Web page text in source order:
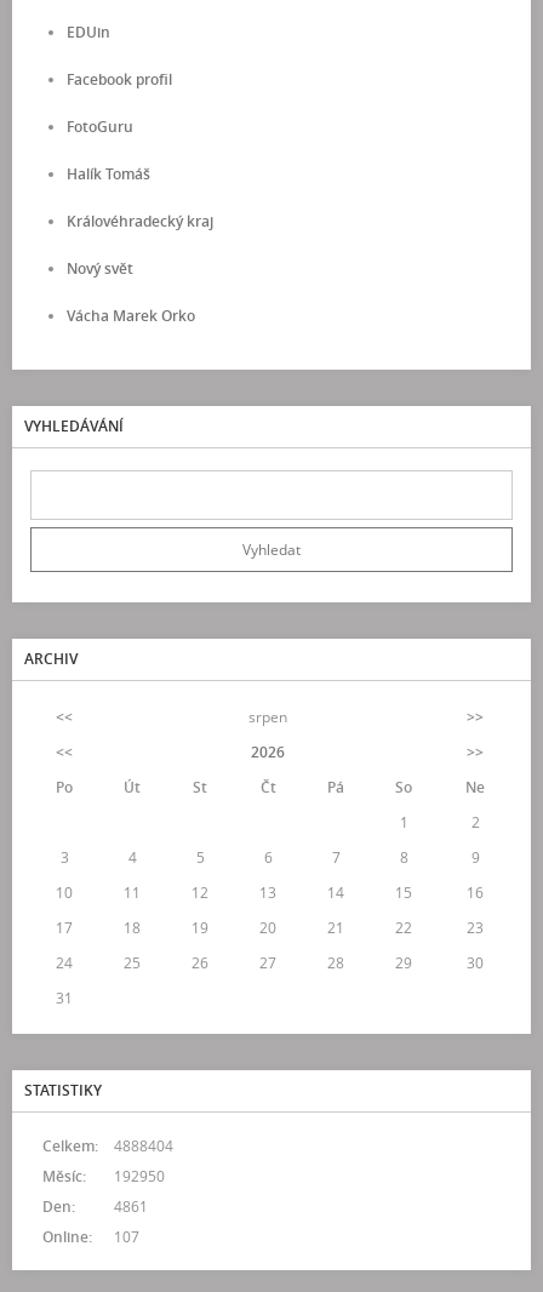
EDUin
Facebook profil
FotoGuru
Halík Tomáš
Královéhradecký kraj
Nový svět
Vácha Marek Orko
VYHLEDÁVÁNÍ
ARCHIV
<< srpen
>>
<<
2026
>>
Po
Út St Čt Pá So
Ne
1
2
3
4 5 6 7 8
9
10
11 12 13 14 15
16
17
18 19 20 21 22
23
24
25 26 27 28 29
30
31
STATISTIKY
Online: 107
Celkem:
4888404
Měsíc:
192950
Den:
4861